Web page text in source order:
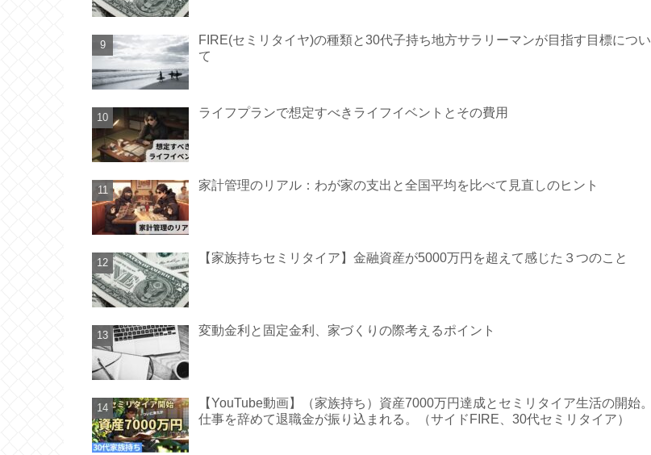
FIRE(セミリタイヤ)の種類と30代子持ち地方サラリーマンが目指す目標につい
て
ライフプランで想定すべきライフイベントとその費用
家計管理のリアル：わが家の支出と全国平均を比べて見直しのヒント
【家族持ちセミリタイア】金融資産が5000万円を超えて感じた３つのこと
変動金利と固定金利、家づくりの際考えるポイント
【YouTube動画】（家族持ち）資産7000万円達成とセミリタイア生活の開始。
仕事を辞めて退職金が振り込まれる。（サイドFIRE、30代セミリタイア）